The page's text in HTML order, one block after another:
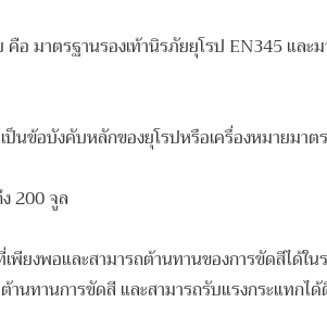
มาตรฐานรองเท้านิรภัยยุโรป EN345 และ
ป็นข้อบังคับหลักของยุโรปหรือเครื่องหมายม
200 จูล
พียงพอและสามารถต้านทานของการขัดสีได้ใ
านทานการขัดสี และสามารถรับแรงกระแท